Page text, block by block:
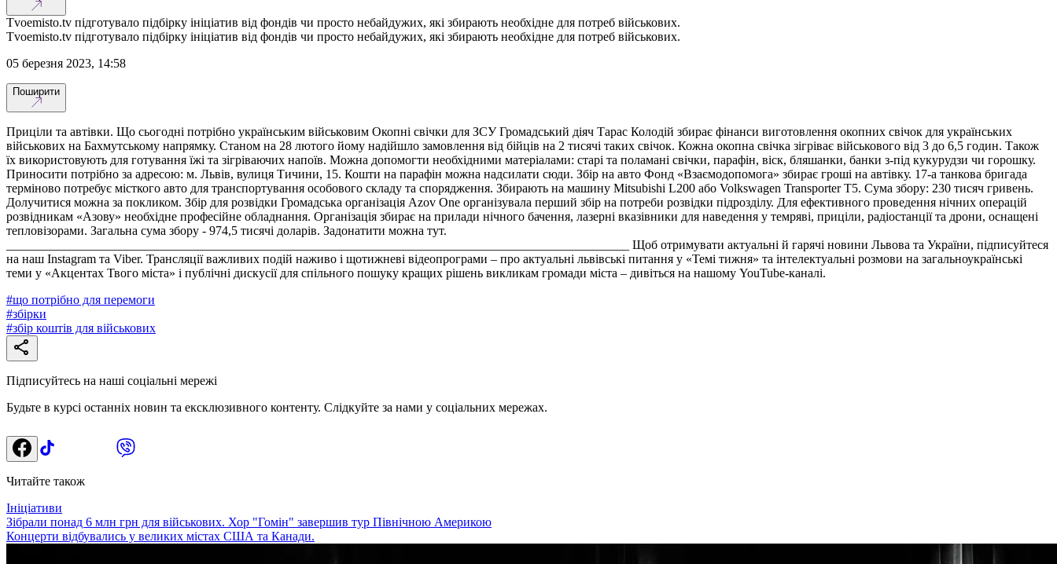
Tvoemisto.tv підготувало підбірку ініціатив від фондів чи просто небайдужих, які збирають необхідне для потреб військових.
Tvoemisto.tv підготувало підбірку ініціатив від фондів чи просто небайдужих, які збирають необхідне для потреб військових.
05 березня 2023, 14:58
Поширити
Приціли та автівки. Що сьогодні потрібно українським військовим Окопні свічки для ЗСУ Громадський діяч Тарас Колодій збирає фінанси виготовлення окопних свічок для українських
військових на Бахмутському напрямку. Станом на 28 лютого йому надійшло замовлення від бійців на 2 тисячі таких свічок. Кожна окопна свічка зігріває військового від 3 до 6,5 годин. Також
їх використовують для готування їжі та зігріваючих напоїв. Можна допомогти необхідними матеріалами: старі та поламані свічки, парафін, віск, бляшанки, банки з-під кукурудзи чи горошку.
Приносити потрібно за адресою: м. Львів, вулиця Тичини, 15. Кошти на парафін можна надсилати сюди. Збір на авто Фонд «Взаємодопомога» збирає гроші на автівку. 17-а танкова бригада
терміново потребує місткого авто для транспортування особового складу та спорядження. Збирають на машину Mitsubishi L200 або Volkswagen Transporter T5. Сума збору: 230 тисяч гривень.
Долучитися можна за покликом. Збір для розвідки Громадська організація Azov Onе організувала перший збір на потреби розвідки підрозділу. Для ефективного проведення нічних операцій
розвідникам «Азову» необхідне професійне обладнання. Організація збирає на прилади нічного бачення, лазерні вказівники для наведення у темряві, приціли, радіостанції та дрони, оснащені
тепловізорами. Загальна сума збору - 974,5 тисячі доларів. Задонатити можна тут.
___________________________________________________________________________________________________ Щоб отримувати актуальні й гарячі новини Львова та України, підписуйтеся
на наш Instagram та Viber. Трансляції важливих подій наживо і щотижневі відеопрограми – про актуальні львівські питання у «Темі тижня» та інтелектуальні розмови на загальноукраїнські
теми у «Акцентах Твого міста» і публічні дискусії для спільного пошуку кращих рішень викликам громади міста – дивіться на нашому YouTube-каналі.
#що потрібно для перемоги
#збірки
#збір коштів для військових
Підписуйтесь на наші соціальні мережі
Будьте в курсі останніх новин та ексклюзивного контенту. Слідкуйте за нами у соціальних мережах.
Читайте також
Ініціативи
Зібрали понад 6 млн грн для військових. Хор "Гомін" завершив тур Північною Америкою
Концерти відбувались у великих містах США та Канади.